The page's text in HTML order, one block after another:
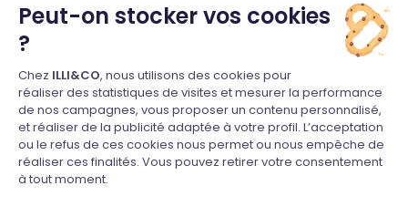
Peut-on stocker vos cookies
?
Plateforme de Gestion du
Chez ILLI&CO, nous utilisons des cookies pour
réaliser des statistiques de visites et mesurer la performance
de nos campagnes, vous proposer un contenu personnalisé,
et réaliser de la publicité adaptée à votre profil. L’acceptation
ou le refus de ces cookies nous permet ou nous empêche de
réaliser ces finalités. Vous pouvez retirer votre consentement
à tout moment.
Axeptio consent
C’est bientôt l’anniversaire d’un
homme de votre entourage et
vous manquez d’inspiration pour
lui offrir…